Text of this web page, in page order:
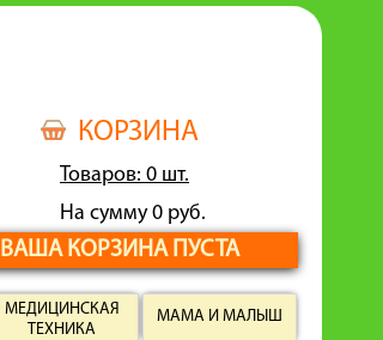
КОРЗИНА
Товаров: 0 шт.
На сумму 0 руб.
ВАША КОРЗИНА ПУСТА
МЕДИЦИНСКАЯ
ТЕХНИКА
МАМА И МАЛЫШ